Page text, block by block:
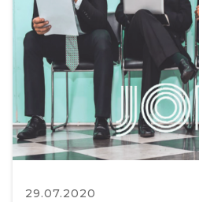
29.07.2020